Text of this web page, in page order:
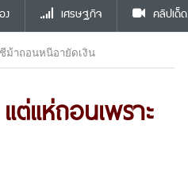
ง เศรษฐกิจ คลิปเด็ด
ม้าถอนหนีอายัดเงิน
แห่ถอนเพราะ